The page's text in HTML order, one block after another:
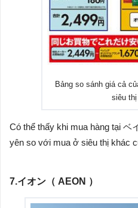
Bảng so sánh giá cả
siêu
Có thể thấy khi mua hàng tại ベ
yên so với mua ở siêu thị khác
7.イオン（ AEON ）